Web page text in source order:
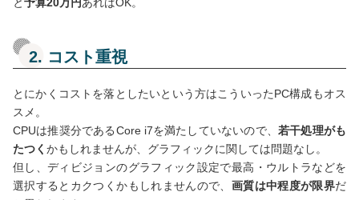
2. コスト重視
とにかくコストを落としたいという方はこういったPC構成もオス
スメ。
CPUは推奨分であるCore i7を満たしていないので、若干処理がも
たつく かもしれませんが、グラフィックに関しては問題なし。
但し、ディビジョンのグラフィック設定で最高・ウルトラなどを
選択するとカクつくかもしれませんので、 画質は中程度が限界だ